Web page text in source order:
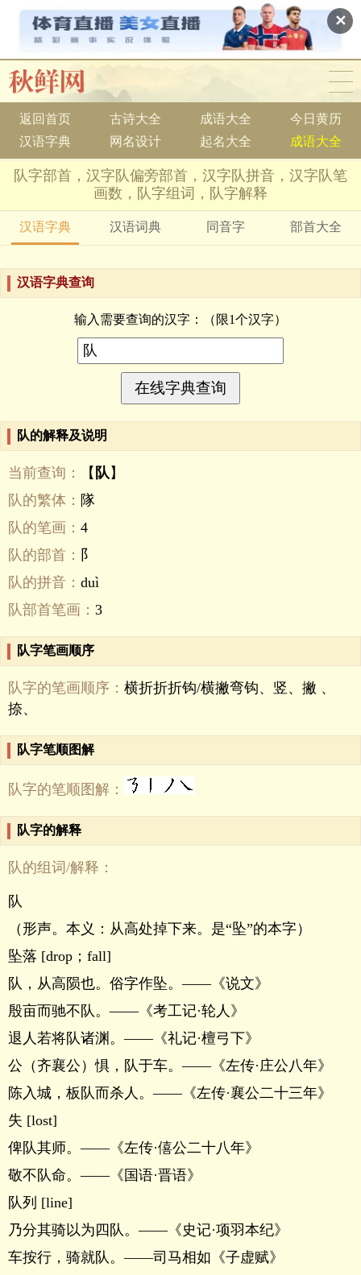
✕
返回首页 古诗大全 成语大全
今日黄历
汉语字典
网名设计 起名大全 成语大全
队字部首，汉字队偏旁部首，汉字队拼音，汉字队笔
画数，队字组词，队字解释
汉语字典 汉语词典 同音字 部首大全
汉语字典查询
输入需要查询的汉字：（限1个汉字）
队的解释及说明
当前查询： 【 队 】
队的繁体： 隊
队的笔画： 4
队的部首： 阝
队的拼音： duì
队部首笔画： 3
队字笔画顺序
队字的笔画顺序： 横折折折钩/横撇弯钩、竖、撇 、
捺、
队字笔顺图解
队字的笔顺图解：
队字的解释
队的组词/解释：
队
（形声。本义：从高处掉下来。是“坠”的本字）
坠落 [drop；fall]
队，从高陨也。俗字作坠。――《说文》
殷亩而驰不队。――《考工记·轮人》
退人若将队诸渊。――《礼记·檀弓下》
公（齐襄公）惧，队于车。――《左传·庄公八年》
陈入城，板队而杀人。――《左传·襄公二十三年》
失 [lost]
俾队其师。――《左传·僖公二十八年》
敬不队命。――《国语·晋语》
队列 [line]
乃分其骑以为四队。――《史记·项羽本纪》
车按行，骑就队。――司马相如《子虚赋》